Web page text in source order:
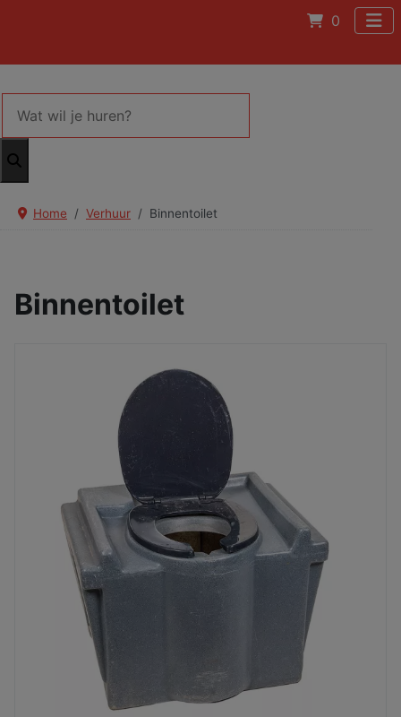
0
Home Verhuur Binnentoilet
Binnentoilet